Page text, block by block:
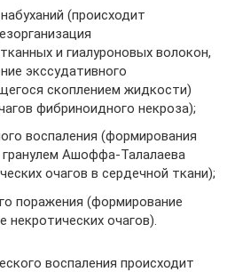
(происходит
и гиалуроновых волокон,
экссудативного
скоплением жидкости)
фибриноидного некроза);
воспаления (формирования
гранулем Ашоффа-Талалаева
очагов в сердечной ткани);
поражения (формирование
некротических очагов).
воспаления происходит